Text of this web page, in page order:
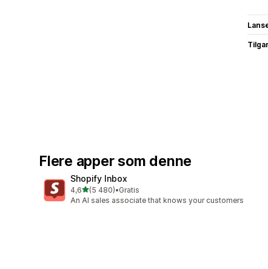
Flere apper som denne
Shopify Inbox
4,6av 5 stjerner
(5 480)
Totalt 5480 omtaler
•Gratis
An AI sales associate that knows your customers